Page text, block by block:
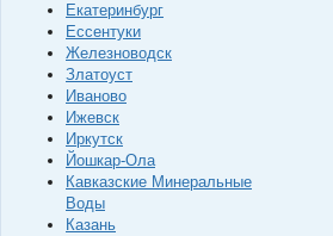
Екатеринбург
Ессентуки
Железноводск
Златоуст
Иваново
Ижевск
Иркутск
Йошкар-Ола
Кавказские Минеральные
Воды
Казань